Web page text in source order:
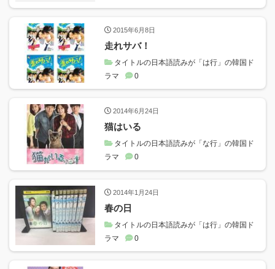
2015年6月8日
走れサバ！
タイトルの日本語読みが「は行」の韓国ド
ラマ
0
2014年6月24日
猫はいる
タイトルの日本語読みが「な行」の韓国ド
ラマ
0
2014年1月24日
春の日
タイトルの日本語読みが「は行」の韓国ド
ラマ
0